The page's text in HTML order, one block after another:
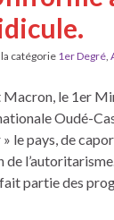
catégorie 1er Degré,
Macron, le 1er
Oudé-
le pays, de
de
partie des